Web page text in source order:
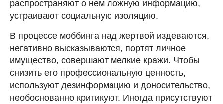
распространяют о нем ложную информацию,
устраивают социальную изоляцию.
В процессе моббинга над жертвой издеваются,
негативно высказываются, портят личное
имущество, совершают мелкие кражи. Чтобы
снизить его профессиональную ценность,
используют дезинформацию и доносительство,
необоснованно критикуют. Иногда присутствуют